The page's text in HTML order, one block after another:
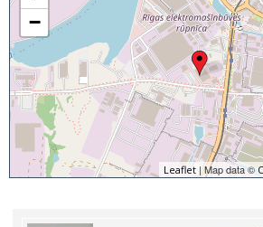
−
Leaflet | Map data ©